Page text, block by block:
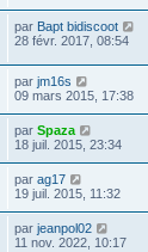
par Bapt bidiscoot
28 févr. 2017, 08:54
par jm16s
09 mars 2015, 17:38
par Spaza
18 juil. 2015, 23:34
par ag17
19 juil. 2015, 11:32
par jeanpol02
11 nov. 2022, 10:17